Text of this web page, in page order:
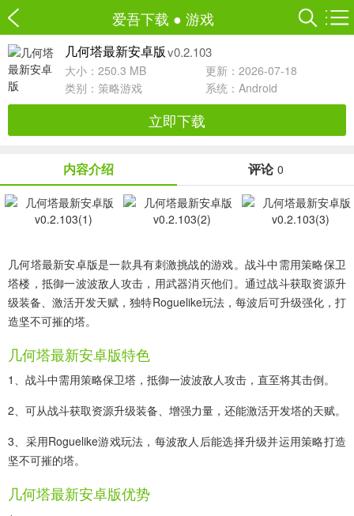
爱吾下载 ● 游戏
几何塔最新安卓版 v0.2.103
大小：250.3 MB
更新：2026-07-18
类别： 策略游戏 系统：Android
立即下载
内容介绍 评论 0
几何塔最新安卓版是一款具有刺激挑战的游戏。战斗中需用策略保卫
塔楼，抵御一波波敌人攻击，用武器消灭他们。通过战斗获取资源升
级装备、激活开发天赋，独特Roguelike玩法，每波后可升级强化，打
造坚不可摧的塔。
几何塔最新安卓版特色
1、战斗中需用策略保卫塔，抵御一波波敌人攻击，直至将其击倒。
2、可从战斗获取资源升级装备、增强力量，还能激活开发塔的天赋。
3、采用Roguelike游戏玩法，每波敌人后能选择升级并运用策略打造
坚不可摧的塔。
几何塔最新安卓版优势